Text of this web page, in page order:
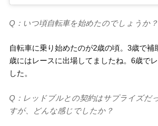
Q：いつ頃自転車を始めたのでしょうか？
自転車に乗り始めたのが2歳の頃。3歳で補
歳にはレースに出場してましたね。6歳で
した。
Q：レッドブルとの契約はサプライズだ
すが、どんな感じでしたか？